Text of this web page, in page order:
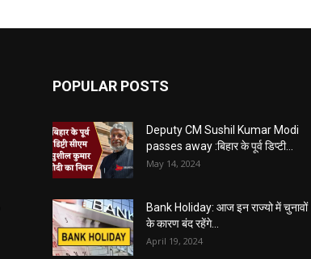
POPULAR POSTS
Deputy CM Sushil Kumar Modi
passes away :बिहार के पूर्व डिप्टी...
May 14, 2024
Bank Holiday: आज इन राज्यो में चुनावों
के कारण बंद रहेंगे...
April 19, 2024